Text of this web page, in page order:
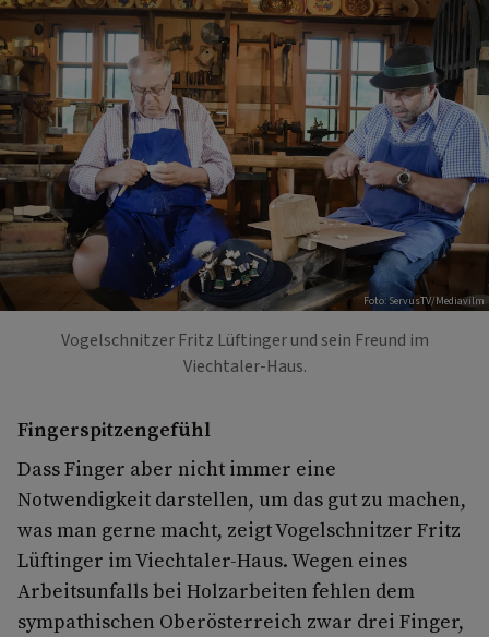
Foto: ServusTV/Mediavilm
Vogelschnitzer Fritz Lüftinger und sein Freund im
Viechtaler-Haus.
Fingerspitzengefühl
Dass Finger aber nicht immer eine
Notwendigkeit darstellen, um das gut zu machen,
was man gerne macht, zeigt Vogelschnitzer Fritz
Lüftinger im Viechtaler-Haus. Wegen eines
Arbeitsunfalls bei Holzarbeiten fehlen dem
sympathischen Oberösterreich zwar drei Finger,